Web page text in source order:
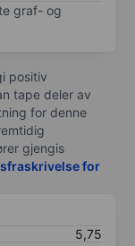
graf- og
positiv
tape deler av
for denne
gjengis
for
5,75